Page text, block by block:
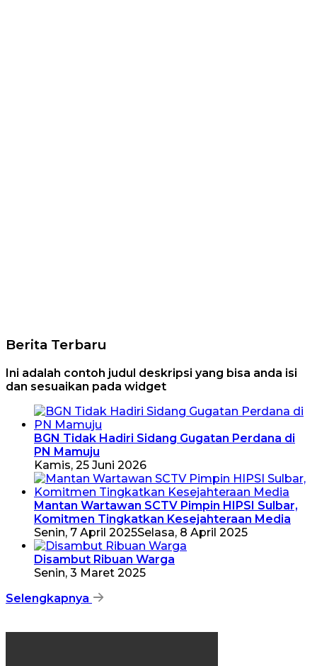
Berita Terbaru
Ini adalah contoh judul deskripsi yang bisa anda isi
dan sesuaikan pada widget
BGN Tidak Hadiri Sidang Gugatan Perdana di
PN Mamuju
Kamis, 25 Juni 2026
Mantan Wartawan SCTV Pimpin HIPSI Sulbar,
Komitmen Tingkatkan Kesejahteraan Media
Senin, 7 April 2025Selasa, 8 April 2025
Disambut Ribuan Warga
Senin, 3 Maret 2025
Selengkapnya